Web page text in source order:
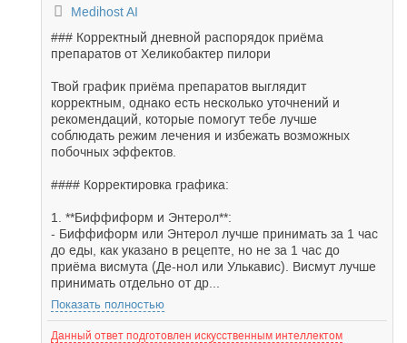
Medihost AI
### Корректный дневной распорядок приёма
препаратов от Хеликобактер пилори
Твой график приёма препаратов выглядит
корректным, однако есть несколько уточнений и
рекомендаций, которые помогут тебе лучше
соблюдать режим лечения и избежать возможных
побочных эффектов.
#### Корректировка графика:
1. **Биффиформ и Энтерол**:
- Биффиформ или Энтерол лучше принимать за 1 час
до еды, как указано в рецепте, но не за 1 час до
приёма висмута (Де-нол или Улькавис). Висмут лучше
принимать отдельно от др...
Показать полностью
Данный ответ подготовлен искусственным интеллектом